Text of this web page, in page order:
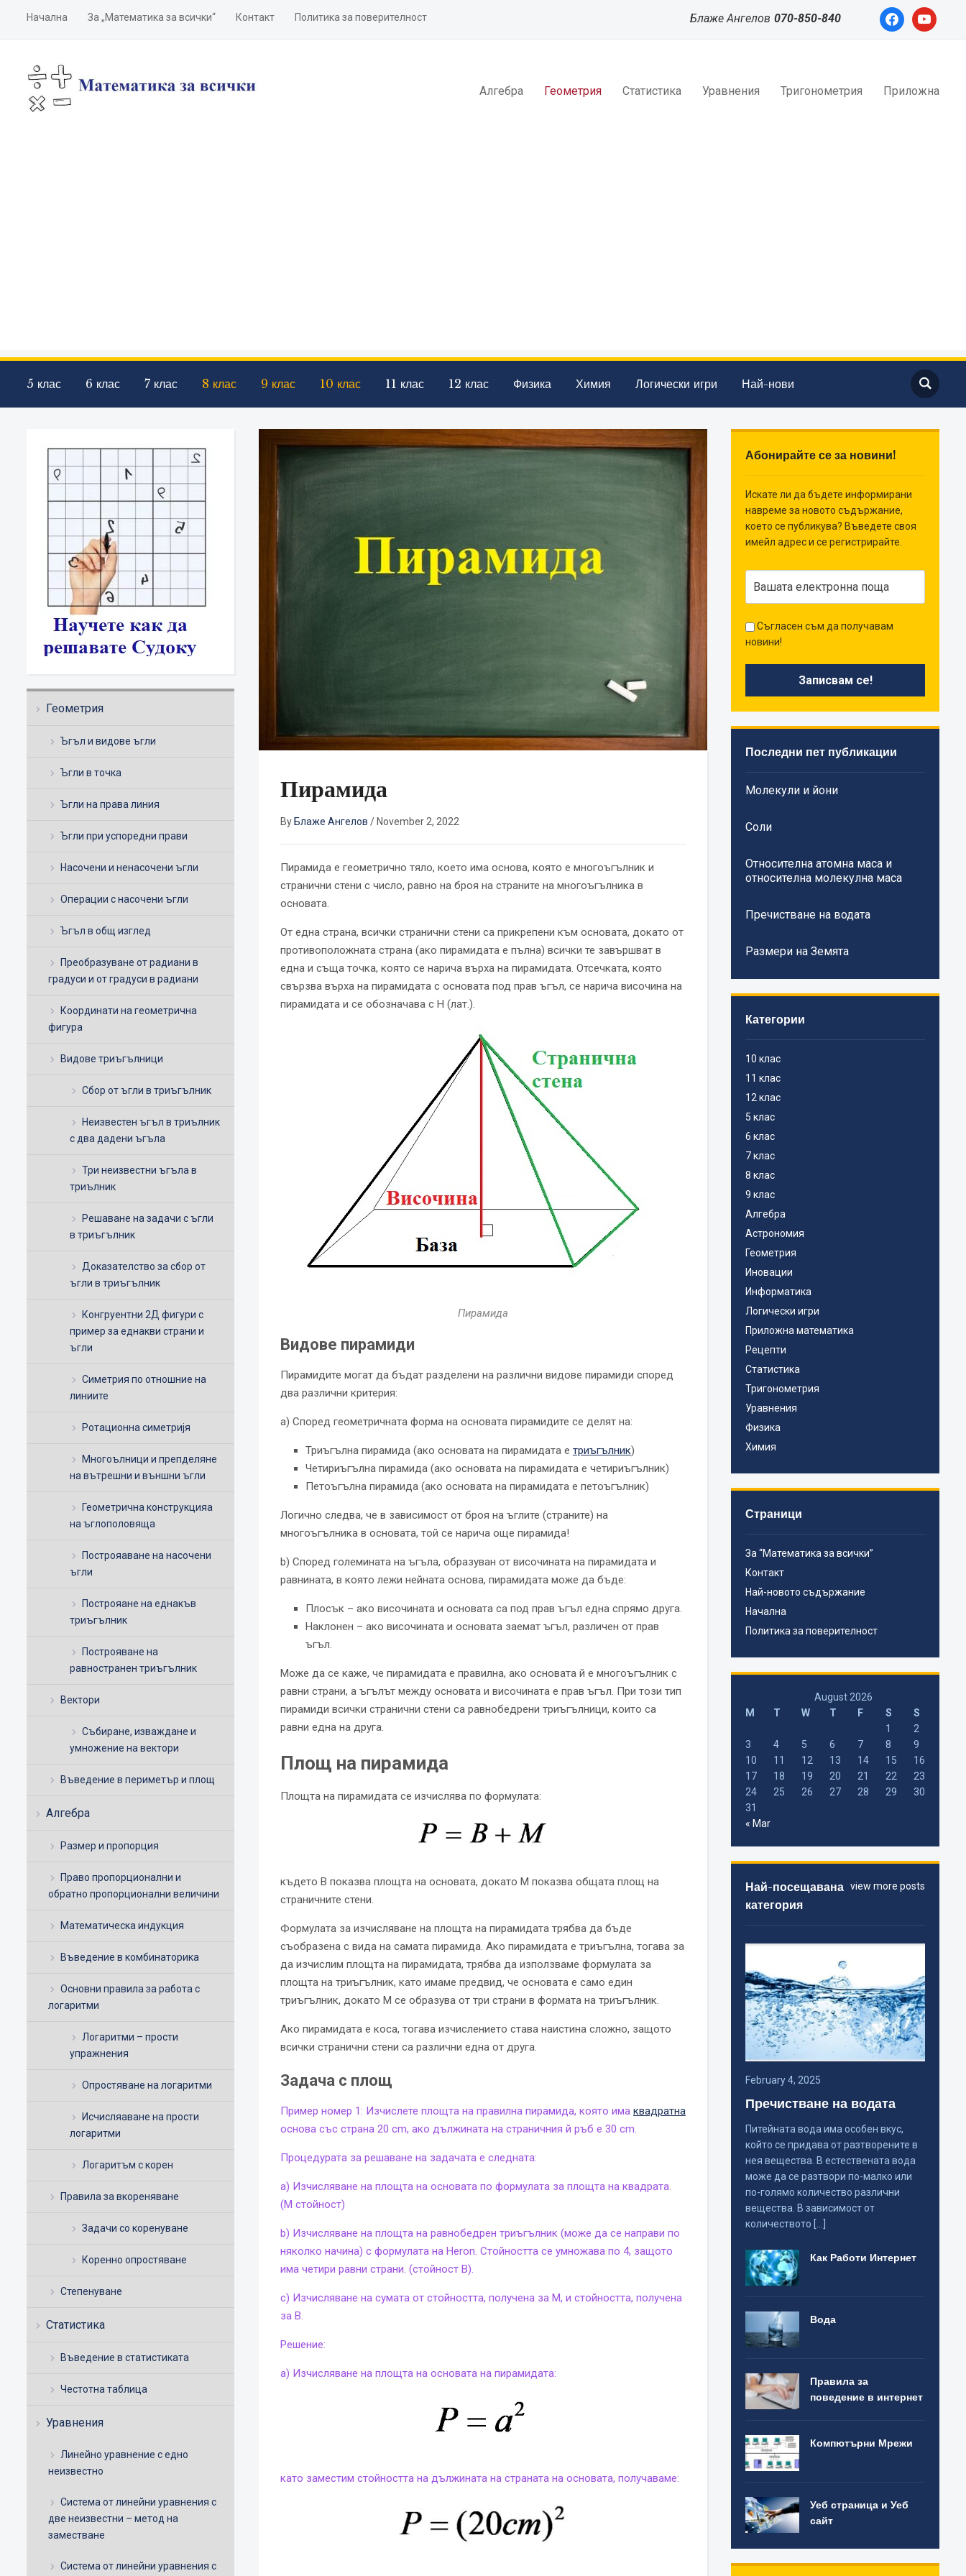
Начална За „Математика за всички“ Контакт Политика за поверителност facebookyoutube
Блаже Ангелов 070-850-840
Алгебра Геометрия Статистика Уравнения Тригонометрия Приложна
5 клас 6 клас 7 клас 8 клас 9 клас 10 клас 11 клас 12 клас Физика Химия Логически игри Най-нови
Геометрия
Ъгъл и видове ъгли
Ъгли в точка
Ъгли на права линия
Ъгли при успоредни прави
Насочени и ненасочени ъгли
Операции с насочени ъгли
Ъгъл в общ изглед
Преобразуване от радиани в
градуси и от градуси в радиани
Координати на геометрична
фигура
Видове триъгълници
Сбор от ъгли в триъгълник
Неизвестен ъгъл в триълник
с два дадени ъгъла
Три неизвестни ъгъла в
триълник
Решаване на задачи с ъгли
в триъгълник
Доказателство за сбор от
ъгли в триъгълник
Конгруентни 2Д фигури с
пример за еднакви страни и
ъгли
Симетрия по отношние на
линиите
Ротационна симетријя
Многоълници и препделяне
на вътрешни и външни ъгли
Геометрична конструкцияа
на ъглополовяща
Построяаване на насочени
ъгли
Построяане на еднакъв
триъгълник
Построяване на
равностранен триъгълник
Вектори
Събиране, изваждане и
умножение на вектори
Въведение в периметър и площ
Алгебра
Размер и пропорция
Право пропорционални и
обратно пропорционални величини
Математическа индукция
Въведение в комбинаторика
Основни правила за работа с
логаритми
Логаритми – прости
упражнения
Опростяване на логаритми
Исчисляаване на прости
логаритми
Логаритъм с корен
Правила за вкореняване
Задачи со коренуване
Коренно опростяване
Степенуване
Статистика
Въведение в статистиката
Честотна таблица
Уравнения
Линейно уравнение с едно
неизвестно
Система от линейни уравнения с
две неизвестни – метод на
заместване
Система от линейни уравнения с
Пирамида
By Блаже Ангелов / November 2, 2022
Пирамида е геометрично тяло, което има основа, която е многоъгълник и
странични стени с число, равно на броя на страните на многоъгълника в
основата.
От една страна, всички странични стени са прикрепени към основата, докато от
противоположната страна (ако пирамидата е пълна) всички те завършват в
една и съща точка, която се нарича върха на пирамидата. Отсечката, която
свързва върха на пирамидата с основата под прав ъгъл, се нарича височина на
пирамидата и се обозначава с Н (лат.).
Пирамида
Видове пирамиди
Пирамидите могат да бъдат разделени на различни видове пирамиди според
два различни критерия:
a) Според геометричната форма на основата пирамидите се делят на:
Триъгълна пирамида (ако основата на пирамидата е триъгълник)
Четириъгълна пирамида (ако основата на пирамидата е четириъгълник)
Петоъгълна пирамида (ако основата на пирамидата е петоъгълник)
Логично следва, че в зависимост от броя на ъглите (страните) на
многоъгълника в основата, той се нарича още пирамида!
b) Според големината на ъгъла, образуван от височината на пирамидата и
равнината, в която лежи нейната основа, пирамидата може да бъде:
Плосък – ако височината и основата са под прав ъгъл една спрямо друга.
Наклонен – ​​ако височината и основата заемат ъгъл, различен от прав
ъгъл.
Може да се каже, че пирамидата е правилна, ако основата й е многоъгълник с
равни страни, а ъгълът между основата и височината е прав ъгъл. При този тип
пирамиди всички странични стени са равнобедрени триъгълници, които са
равни една на друга.
Площ на пирамида
Площта на пирамидата се изчислява по формулата:
където B показва площта на основата, докато M показва общата площ на
страничните стени.
Формулата за изчисляване на площта на пирамидата трябва да бъде
съобразена с вида на самата пирамида. Ако пирамидата е триъгълна, тогава за
да изчислим площта на пирамидата, трябва да използваме формулата за
площта на триъгълник, като имаме предвид, че основата е само един
триъгълник, докато M се образува от три страни в формата на триъгълник.
Ако пирамидата е коса, тогава изчислението става наистина сложно, защото
всички странични стени са различни една от друга.
Задача с площ
Пример номер 1: Изчислете площта на правилна пирамида, която има квадратна
основа със страна 20 cm, ако дължината на страничния й ръб е 30 cm.
Процедурата за решаване на задачата е следната:
a) Изчисляване на площта на основата по формулата за площта на квадрата.
(М стойност)
b) Изчисляване на площта на равнобедрен триъгълник (може да се направи по
няколко начина) с формулата на Heron. Стойността се умножава по 4, защото
има четири равни страни. (стойност B).
c) Изчисляване на сумата от стойността, получена за М, и стойността, получена
за В.
Решение:
a) Изчисляване на площта на основата на пирамидата:
като заместим стойността на дължината на страната на основата, получаваме:
Абонирайте се за новини!
Искате ли да бъдете информирани
навреме за новото съдържание,
което се публикува? Въведете своя
имейл адрес и се регистрирайте.
Съгласен съм да получавам
новини!
Последни пет публикации
Молекули и йони
Соли
Относителна атомна маса и
относителна молекулна маса
Пречистване на водата
Размери на Земята
Категории
10 клас
11 клас
12 клас
5 клас
6 клас
7 клас
8 клас
9 клас
Алгебра
Астрономия
Геометрия
Иновации
Информатика
Логически игри
Приложна математика
Рецепти
Статистика
Тригонометрия
Уравнения
Физика
Химия
Страници
За “Математика за всички”
Контакт
Най-новото съдържание
Начална
Политика за поверителност
August 2026
M
T W T F S
S
1
2
3
4 5 6 7 8
9
10
11 12 13 14 15
16
17
18 19 20 21 22
23
24
25 26 27 28 29
30
31
« Mar
view more posts
Най-посещавана
категория
February 4, 2025
Пречистване на водата
Питейната вода има особен вкус,
който се придава от разтворените в
нея вещества. В естествената вода
може да се разтвори по-малко или
по-голямо количество различни
вещества. В зависимост от
количеството […]
Как Работи Интернет
Вода
Правила за
поведение в интернет
Компютърни Мрежи
Уеб страница и Уеб
сайт